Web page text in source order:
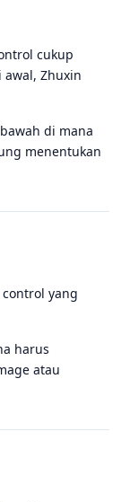
cukup
Zhuxin
di mana
menentukan
yang
harus
atau